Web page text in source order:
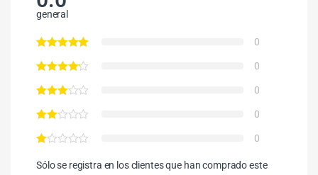
general
0
0
0
0
0
Sólo se registra en los clientes que han comprado este